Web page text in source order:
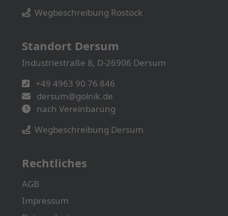
Wegbeschreibung Rostock
Standort Dersum
Industriestraße 8, D-26906 Dersum
+49 4963 90 76 846
dersum@golnik.de
nach Vereinbarung
Wegbeschreibung Dersum
Rechtliches
AGB
Impressum